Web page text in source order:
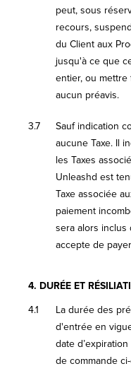
peut, sous
recours,
du Client aux
jusqu'à ce que
entier, ou mettre
aucun préavis.
3.7
Sauf indication
aucune Taxe. Il
les Taxes
Unleashd est
Taxe associée
paiement
sera alors inclus
accepte de
4. DURÉE ET
4.1
La durée des
d'entrée en
date
de commande